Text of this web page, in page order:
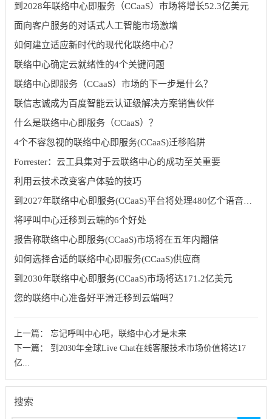
到2028年联络中心即服务（CCaaS）市场将增长52.3亿美元
面向客户服务的对话式人工智能市场激增
如何建立适应新时代的现代化联络中心？
联络中心确定云就绪性的4个关键问题
联络中心即服务（CCaaS）市场的下一步是什么？
联信志诚成为百度智能云认证级解决方案销售伙伴
什么是联络中心即服务（CCaaS）？
4个不容忽视的联络中心即服务(CCaaS)迁移陷阱
Forrester：云工具集对于云联络中心的成功至关重要
利用云技术改变客户体验的技巧
到2027年联络中心即服务(CCaaS)平台将处理480亿个语音呼叫
将呼叫中心迁移到云端的6个好处
报告称联络中心即服务(CCaaS)市场将在五年内翻倍
如何选择合适的联络中心即服务(CCaaS)供应商
到2030年联络中心即服务(CCaaS)市场将达171.2亿美元
您的联络中心准备好平滑迁移到云端吗？
上一篇： 忘记呼叫中心吧，联络中心才是未来
下一篇： 到2030年全球Live Chat在线客服技术市场价值将达17
亿...
搜索